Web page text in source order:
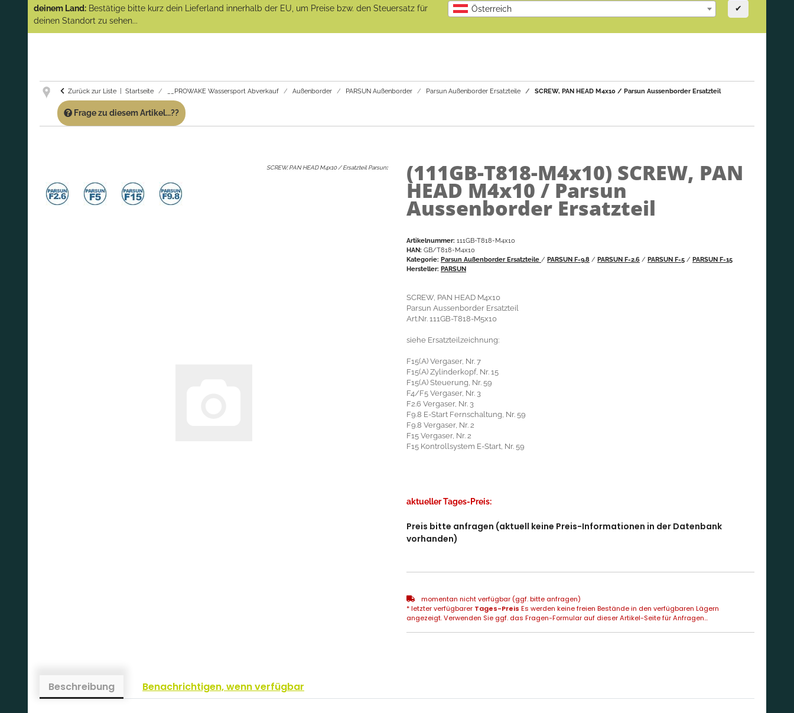
(Abverkauf)!
GARANTIE UND SERVICE:
Artikeln einfach an!
deinem Land: Bestätige bitte kurz dein Lieferland innerhalb der EU, um Preise bzw. den Steuersatz für
deinen Standort zu sehen...
Österreich ✔
Zurück zur Liste Startseite __PROWAKE Wassersport Abverkauf Außenborder PARSUN Außenborder Parsun Außenborder Ersatzteile SCREW, PAN HEAD M4x10 / Parsun Aussenborder Ersatzteil
Frage zu diesem Artikel...??
SCREW, PAN HEAD M4x10 / Ersatzteil Parsun: (111GB-T818-M4x10) SCREW, PAN
HEAD M4x10 / Parsun
Aussenborder Ersatzteil
Artikelnummer: 111GB-T818-M4x10
HAN: GB/T818-M4x10
Kategorie: Parsun Außenborder Ersatzteile / PARSUN F-9.8 / PARSUN F-2.6 / PARSUN F-5 / PARSUN F-15
Hersteller: PARSUN
SCREW, PAN HEAD M4x10
Parsun Aussenborder Ersatzteil
Art.Nr. 111GB-T818-M5x10
siehe Ersatzteilzeichnung:
F15(A) Vergaser, Nr. 7
F15(A) Zylinderkopf, Nr. 15
F15(A) Steuerung, Nr. 59
F4/F5 Vergaser, Nr. 3
F2.6 Vergaser, Nr. 3
F9.8 E-Start Fernschaltung, Nr. 59
F9.8 Vergaser, Nr. 2
F15 Vergaser, Nr. 2
F15 Kontrollsystem E-Start, Nr. 59
aktueller Tages-Preis:
Preis bitte anfragen (aktuell keine Preis-Informationen in der Datenbank
vorhanden)
momentan nicht verfügbar (ggf. bitte anfragen)
* letzter verfügbarer Tages-Preis Es werden keine freien Bestände in den verfügbaren Lägern
angezeigt. Verwenden Sie ggf. das Fragen-Formular auf dieser Artikel-Seite für Anfragen...
Beschreibung Benachrichtigen, wenn verfügbar